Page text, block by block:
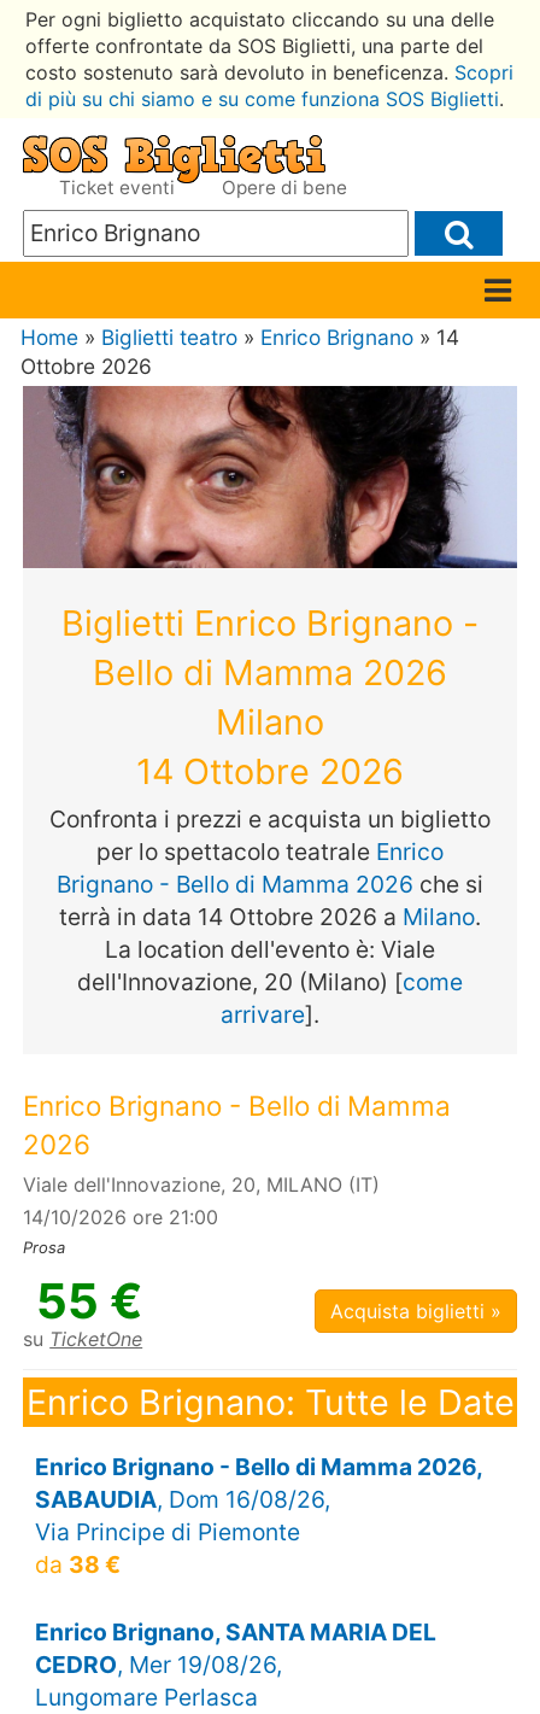
Per ogni biglietto acquistato cliccando su una delle
offerte confrontate da SOS Biglietti, una parte del
costo sostenuto sarà devoluto in beneficenza. Scopri
di più su chi siamo e su come funziona SOS Biglietti.
Ticket eventi Opere di bene
Home » Biglietti teatro » Enrico Brignano » 14
Ottobre 2026
Biglietti Enrico Brignano -
Bello di Mamma 2026
Milano
14 Ottobre 2026
Confronta i prezzi e acquista un biglietto
per lo spettacolo teatrale Enrico
Brignano - Bello di Mamma 2026 che si
terrà in data 14 Ottobre 2026 a Milano.
La location dell'evento è: Viale
dell'Innovazione, 20 (Milano) [come
arrivare].
Enrico Brignano - Bello di Mamma
2026
Viale dell'Innovazione, 20, MILANO (IT)
14/10/2026 ore 21:00
Prosa
55 €
su TicketOne
Acquista biglietti »
Enrico Brignano: Tutte le Date
Enrico Brignano - Bello di Mamma 2026,
SABAUDIA, Dom 16/08/26,
Via Principe di Piemonte
da 38 €
Enrico Brignano, SANTA MARIA DEL
CEDRO, Mer 19/08/26,
Lungomare Perlasca